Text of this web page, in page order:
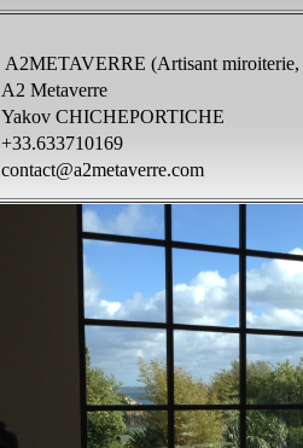
A2METAVERRE (Artisant miroiterie,
A2 Metaverre
Yakov CHICHEPORTICHE
+33.633710169
contact@a2metaverre.com